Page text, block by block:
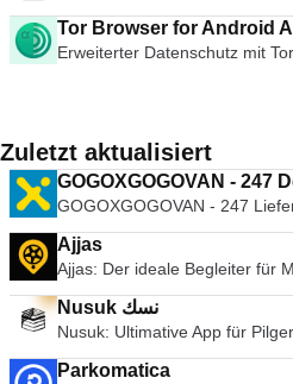
Tor Browser for Android
Erweiterter Datenschutz mit
Zuletzt aktualisiert
GOGOXGOGOVAN - 247
GOGOXGOGOVAN - 247
Ajjas
Ajjas: Der ideale Begleiter für
Nusuk نسك
Nusuk: Ultimative App für
Parkomatica